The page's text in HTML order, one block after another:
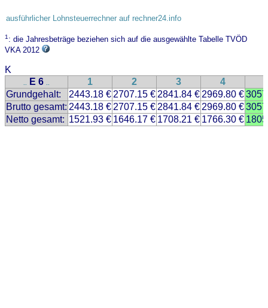
ausführlicher Lohnsteuerrechner auf rechner24.info
1: die Jahresbeträge beziehen sich auf die ausgewählte Tabelle TVÖD
VKA 2012
K
.. E 6 .. 1 2 3 4
Grundgehalt:
2443.18 € 2707.15 € 2841.84 € 2969.80 €
Brutto gesamt: 2443.18 € 2707.15 € 2841.84 € 2969.80 €
Netto gesamt: 1521.93 € 1646.17 € 1708.21 € 1766.30 €